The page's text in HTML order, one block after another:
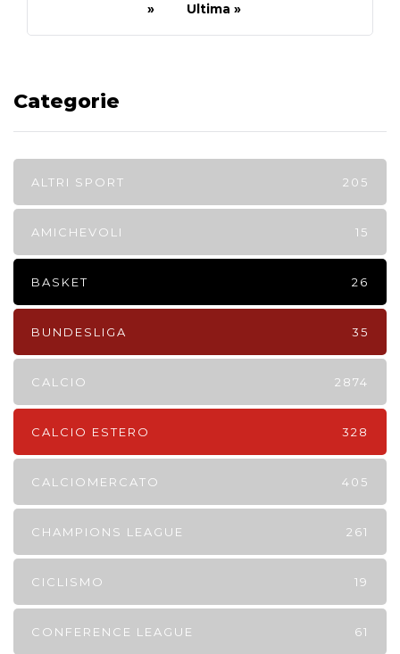
»
Ultima »
Categorie
ALTRI SPORT 205
AMICHEVOLI 15
BASKET 26
BUNDESLIGA 35
CALCIO 2874
CALCIO ESTERO 328
CALCIOMERCATO 405
CHAMPIONS LEAGUE 261
CICLISMO 19
CONFERENCE LEAGUE 61